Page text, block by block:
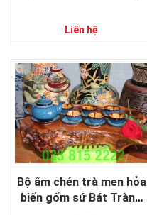
Liên hệ
Bộ ấm chén trà men hỏa
biến gốm sứ Bát Tràng